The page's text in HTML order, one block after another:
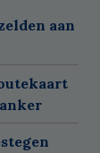
aan